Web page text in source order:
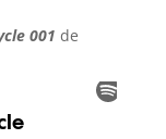
001 de